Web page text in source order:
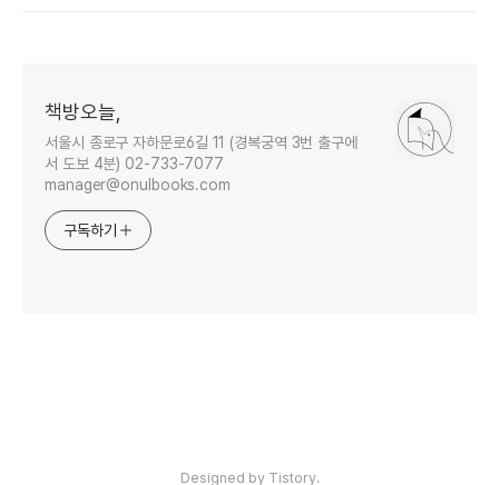
책방오늘,
서울시 종로구 자하문로6길 11 (경복궁역 3번 출구에
서 도보 4분) 02-733-7077
manager@onulbooks.com
구독하기
Designed by Tistory.